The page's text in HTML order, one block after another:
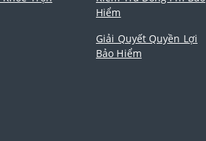
Hiểm
Giải Quyết Quyền Lợi
Bảo Hiểm